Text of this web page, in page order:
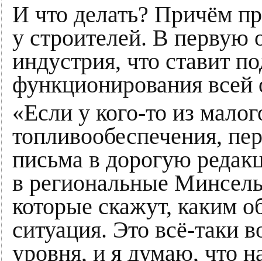
И что делать? Причём
у строителей. В первую
индустрия, что ставит
функционирования всей
«Если у кого-то из
топливообеспечения,
письма в дорогую
в региональные
которые скажут, каким
ситуация. Это всё-таки
уровня, и я думаю, что